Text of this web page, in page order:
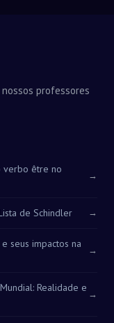
professores
verbo être no
→
de Schindler →
seus impactos na
→
Realidade e
→